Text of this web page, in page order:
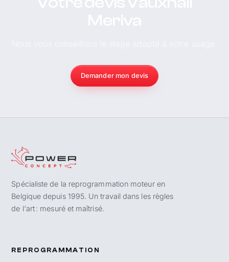
Demander mon devis
Spécialiste de la reprogrammation moteur en
Belgique depuis 1995. Un travail dans les règles
de l'art : mesuré et maîtrisé.
REPROGRAMMATION